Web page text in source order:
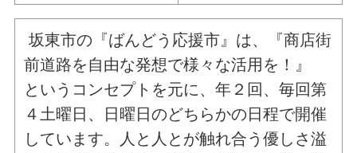
坂東市の『ばんどう応援市』は、『商店街
前道路を自由な発想で様々な活用を！』
というコンセプトを元に、年２回、毎回第
４土曜日、日曜日のどちらかの日程で開催
しています。人と人とが触れ合う優しさ溢